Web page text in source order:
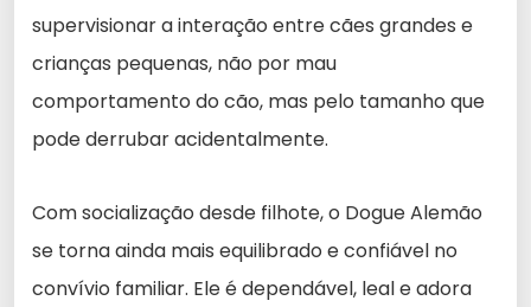
supervisionar a interação entre cães grandes e
crianças pequenas, não por mau
comportamento do cão, mas pelo tamanho que
pode derrubar acidentalmente.
Com socialização desde filhote, o Dogue Alemão
se torna ainda mais equilibrado e confiável no
convívio familiar. Ele é dependável, leal e adora